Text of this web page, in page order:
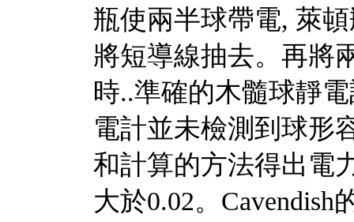
瓶使兩半球帶電, 萊
將短導線抽去。再將
時..準確的木髓球靜
電計並未檢測到球形
和計算的方法得出電
大於0.02。